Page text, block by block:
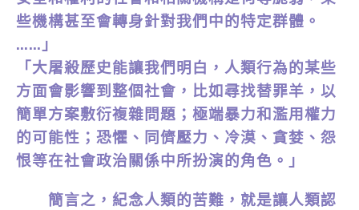
些機構甚至會轉身針對我們中的特定群體。
……」
「大屠殺歷史能讓我們明白，人類行為的某些
方面會影響到整個社會，比如尋找替罪羊，以
簡單方案敷衍複雜問題；極端暴力和濫用權力
的可能性；恐懼、同儕壓力、冷漠、貪婪、怨
恨等在社會政治關係中所扮演的角色。」
簡言之，紀念人類的苦難，就是讓人類認